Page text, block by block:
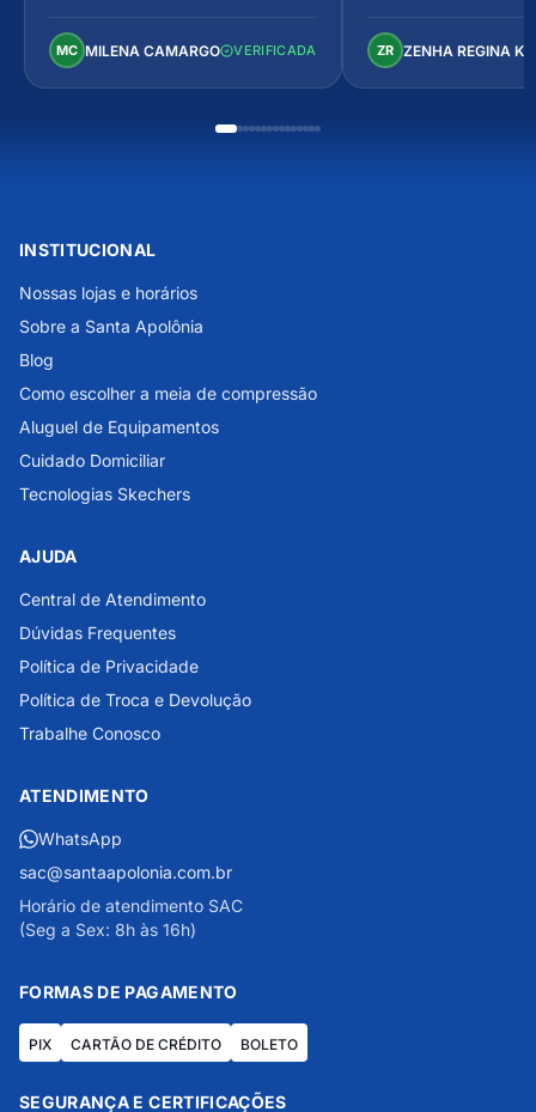
MC MILENA CAMARGO VERIFICADA
Perfeito!
ZR ZENHA REGINA
INSTITUCIONAL
Nossas lojas e horários
Sobre a Santa Apolônia
Blog
Como escolher a meia de compressão
Aluguel de Equipamentos
Cuidado Domiciliar
Tecnologias Skechers
AJUDA
Central de Atendimento
Dúvidas Frequentes
Política de Privacidade
Política de Troca e Devolução
Trabalhe Conosco
ATENDIMENTO
WhatsApp
sac@santaapolonia.com.br
Horário de atendimento SAC
(Seg a Sex: 8h às 16h)
FORMAS DE PAGAMENTO
PIX CARTÃO DE CRÉDITO BOLETO
SEGURANÇA E CERTIFICAÇÕES